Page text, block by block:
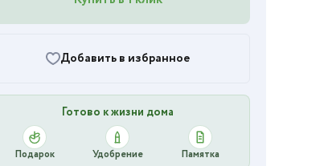
Добавить в избранное
Готово к жизни дома
Подарок Удобрение Памятка